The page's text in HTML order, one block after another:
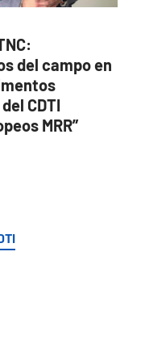
del campo en
CDTI
MRR”